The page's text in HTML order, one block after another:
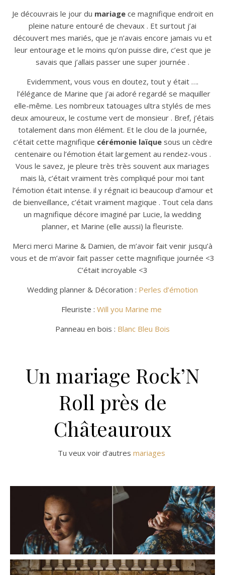
Je découvrais le jour du mariagece magnifique endroit en
pleine nature entouré de chevaux . Et surtout j’ai
découvert mes mariés, que je n’avais encore jamais vu et
leur entourage et le moins qu’on puisse dire, c’est que je
savais que j’allais passer une super journée .
Evidemment, vous vous en doutez, tout y était ….
l’élégance de Marine que j’ai adoré regardé se maquiller
elle-même. Les nombreux tatouages ultra stylés de mes
deux amoureux, le costume vert de monsieur . Bref, j’étais
totalement dans mon élément. Et le clou de la journée,
c’était cette magnifique cérémonie laïquesous un cèdre
centenaire ou l’émotion était largement au rendez-vous .
Vous le savez, je pleure très très souvent aux mariages
mais là, c’était vraiment très compliqué pour moi tant
l’émotion était intense. il y régnait ici beaucoup d’amour et
de bienveillance, c’était vraiment magique . Tout cela dans
un magnifique décore imaginé par Lucie, la wedding
planner, et Marine (elle aussi) la fleuriste.
Merci merci Marine & Damien, de m’avoir fait venir jusqu’à
vous et de m’avoir fait passer cette magnifique journée <3
C’était incroyable <3
Wedding planner & Décoration : Perles d’émotion
Fleuriste : Will you Marine me
Panneau en bois : Blanc Bleu Bois
Un mariage Rock’N
Roll près de
Châteauroux
Tu veux voir d’autres mariages